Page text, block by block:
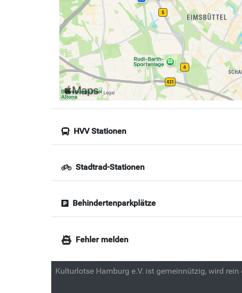
HVV Stationen
Stadtrad-Stationen
Behindertenparkplätze
Fehler melden
Kulturlotse Hamburg e.V. ist gemeinnützig, wird